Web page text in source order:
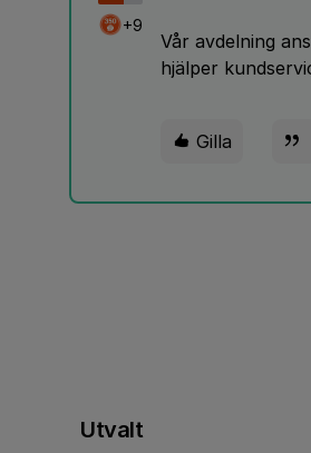
+9
Vår avdelning
hjälper
Gilla
Utvalt